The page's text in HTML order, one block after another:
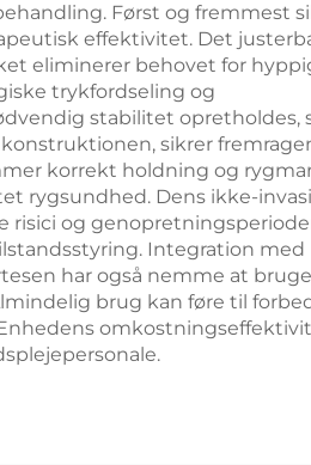
Først og fremmest
effektivitet. Det
eliminerer behovet for
trykfordseling og
stabilitet opretholdes,
sikrer
korrekt holdning og
rygsundhed. Dens ikke-
og
Integration med
har også nemme at bruge
brug kan føre til